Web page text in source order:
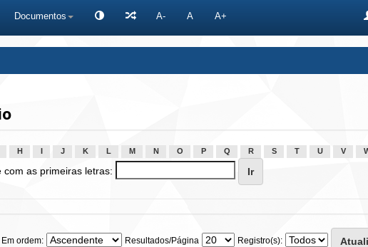
Documentos A- A A+
H J K L M N O P Q R S T U V
com as primeiras letras:
Em ordem: Resultados/Página Registro(s):